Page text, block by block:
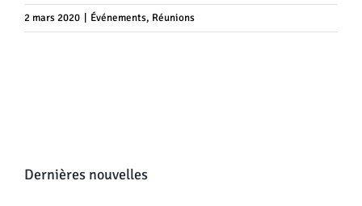
2 mars 2020 Événements, Réunions
Dernières nouvelles